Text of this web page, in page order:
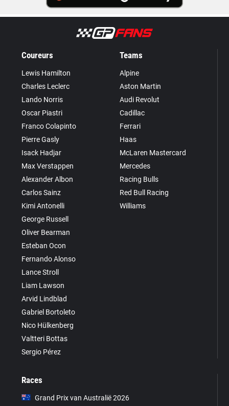
Coureurs
Lewis Hamilton
Charles Leclerc
Lando Norris
Oscar Piastri
Franco Colapinto
Pierre Gasly
Isack Hadjar
Max Verstappen
Alexander Albon
Carlos Sainz
Kimi Antonelli
George Russell
Oliver Bearman
Esteban Ocon
Fernando Alonso
Lance Stroll
Liam Lawson
Arvid Lindblad
Gabriel Bortoleto
Nico Hülkenberg
Valtteri Bottas
Sergio Pérez
Teams
Alpine
Aston Martin
Audi Revolut
Cadillac
Ferrari
Haas
McLaren Mastercard
Mercedes
Racing Bulls
Red Bull Racing
Williams
Races
Grand Prix van Australië 2026